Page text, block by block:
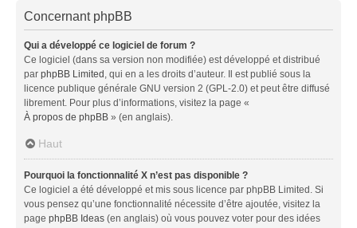
Concernant phpBB
Qui a développé ce logiciel de forum ?
Ce logiciel (dans sa version non modifiée) est développé et distribué
par phpBB Limited , qui en a les droits d’auteur. Il est publié sous la
licence publique générale GNU version 2 (GPL-2.0) et peut être diffusé
librement. Pour plus d’informations, visitez la page «
À propos de phpBB » (en anglais).
Haut
Pourquoi la fonctionnalité X n’est pas disponible ?
Ce logiciel a été développé et mis sous licence par phpBB Limited. Si
vous pensez qu’une fonctionnalité nécessite d’être ajoutée, visitez la
page phpBB Ideas (en anglais) où vous pouvez voter pour des idées